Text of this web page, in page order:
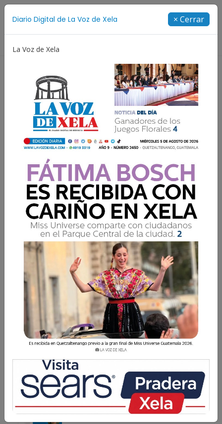
Diario Digital de La Voz de Xela × Cerrar
La Voz de Xela
Resultados para:Diego Armando Maradona
DOS GUATEMALTECOS LLEVAN EL NOMBRE DE
DIEGO ARMANDO MARADONA
En medio de la emoción por el inicio del Mundial 2026, el
Registro Nacional de las Personas (Renap) comparte una
curiosa estadística relacionada con uno de los futbolistas
más emblemáticos de la historia: Diego Armando Mar
En medio de la emoción por el inicio del Mundial 2026,
el Registro Nacional de las Personas (Renap)
comparte una curiosa estadística relacionada con uno
de los futbolistas más emblemáticos de la historia:
Diego Armando Mar...